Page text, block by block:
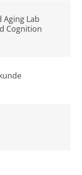
Lab
Cognition